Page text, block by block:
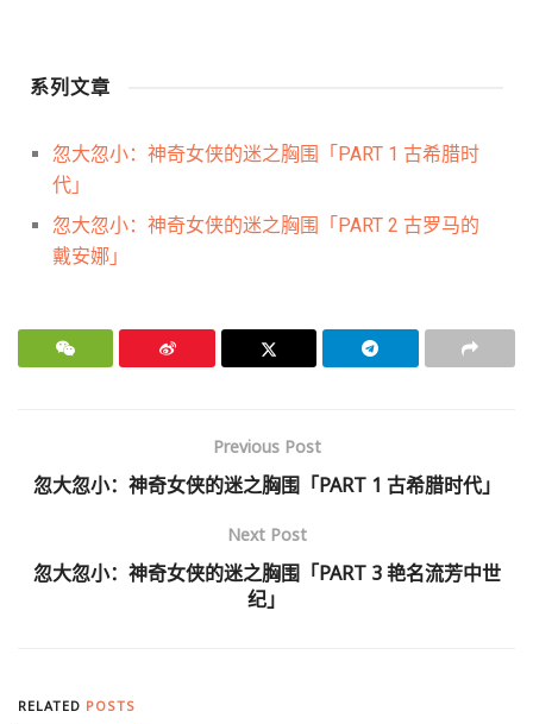
系列文章
忽大忽小：神奇女侠的迷之胸围「PART 1 古希腊时
代」
忽大忽小：神奇女侠的迷之胸围「PART 2 古罗马的
戴安娜」
Previous Post
忽大忽小：神奇女侠的迷之胸围「PART 1 古希腊时代」
Next Post
忽大忽小：神奇女侠的迷之胸围「PART 3 艳名流芳中世
纪」
RELATED POSTS